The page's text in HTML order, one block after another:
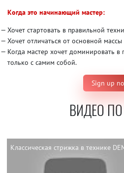
Когда это начинающий мастер:
Хочет стартовать в правильной
Хочет отличаться от основной массы
Когда мастер хочет доминировать в
только с самим собой.
Sign up
ВИДЕО